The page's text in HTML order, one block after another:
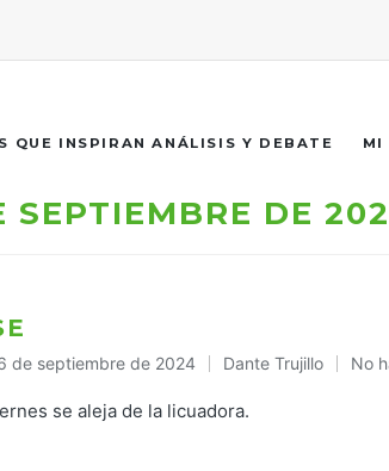
QUE INSPIRAN ANÁLISIS Y DEBATE MI
SEPTIEMBRE DE
de septiembre de 2024
Publicado
en
Dante Trujillo No
se aleja de la licuadora.